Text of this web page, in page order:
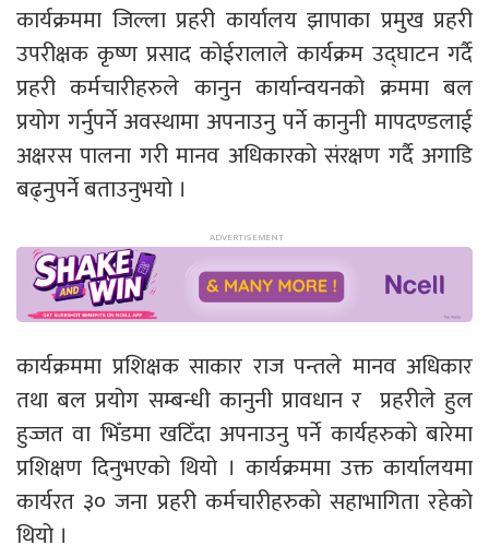
कार्यक्रममा जिल्ला प्रहरी कार्यालय झापाका प्रमुख प्रहरी
उपरीक्षक कृष्ण प्रसाद कोईरालाले कार्यक्रम उद्‍घाटन गर्दै
प्रहरी कर्मचारीहरुले कानुन कार्यान्वयनको क्रममा बल
प्रयोग गर्नुपर्ने अवस्थामा अपनाउनु पर्ने कानुनी मापदण्डलाई
अक्षरस पालना गरी मानव अधिकारको संरक्षण गर्दै अगाडि
बढ्नुपर्ने बताउनुभयो ।
कार्यक्रममा प्रशिक्षक साकार राज पन्तले मानव अधिकार
तथा बल प्रयोग सम्बन्धी कानुनी प्रावधान र प्रहरीले हुल
हुज्जत वा भिँडमा खटिँदा अपनाउनु पर्ने कार्यहरुको बारेमा
प्रशिक्षण दिनुभएको थियो । कार्यक्रममा उक्त कार्यालयमा
कार्यरत ३० जना प्रहरी कर्मचारीहरुको सहाभागिता रहेको
थियो ।